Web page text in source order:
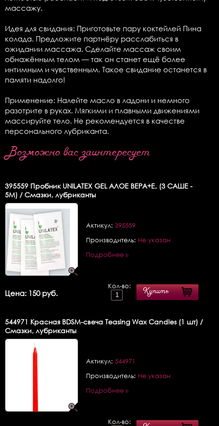
массажу.
Идея для свидания: Приготовьте пару коктейлей Пина
колада. Предложите партнёру расслабиться в
ожидании массажа. Сделайте массаж своим
обнажённым телом — так он станет ещё более
интимным и чувственным. Такое свидание останется в
памяти надолго!
Применение: Налейте масло в ладони и немного
разотрите в руках. Мягкими и плавными движениями
массируйте тело. Не рекомендуется в качестве
персонального лубриканта.
Возможно вас заинтересует
395559 Пробник UNILATEX GEL АЛОЕ ВЕРА+Е, (3 САШЕ -
5М) / Смазки, лубриканты
Актикул: 395559
Производитель: Не указан
Подробнее »
Цена: 150 руб.
Кол-во:
Купить
544971 Красная BDSM-свеча Teasing Wax Candles (1 шт) /
Смазки, лубриканты
Актикул: 544971
Производитель: Не указан
Подробнее »
Кол-во: